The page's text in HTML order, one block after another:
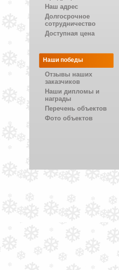
Наш адрес
Долгосрочное
сотрудничество
Доступная цена
Наши победы
Отзывы наших
заказчиков
Наши дипломы и
награды
Перечень объектов
Фото объектов